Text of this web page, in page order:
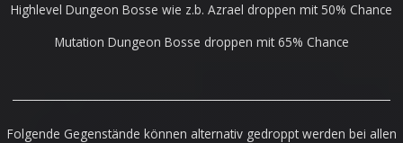
Highlevel Dungeon Bosse wie z.b. Azrael droppen mit 50% Chance
Mutation Dungeon Bosse droppen mit 65% Chance
Folgende Gegenstände können alternativ gedroppt werden bei allen